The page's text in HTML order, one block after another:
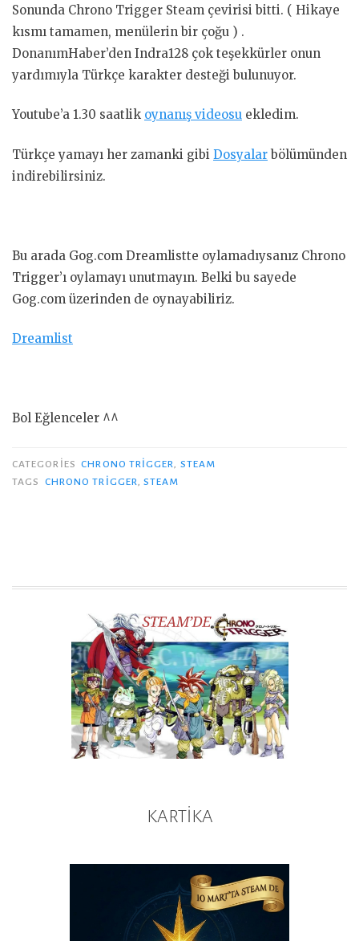
Sonunda Chrono Trigger Steam çevirisi bitti. ( Hikaye
kısmı tamamen, menülerin bir çoğu ) .
DonanımHaber’den Indra128 çok teşekkürler onun
yardımıyla Türkçe karakter desteği bulunuyor.
Youtube’a 1.30 saatlik oynanış videosu ekledim.
Türkçe yamayı her zamanki gibi Dosyalarbölümünden
indirebilirsiniz.
Bu arada Gog.com Dreamlistte oylamadıysanız Chrono
Trigger’ı oylamayı unutmayın. Belki bu sayede
Gog.com üzerinden de oynayabiliriz.
Dreamlist
Bol Eğlenceler ^^
CATEGORIES CHRONO TRIGGER, STEAM
TAGS
CHRONO TRIGGER,STEAM
KARTİKA